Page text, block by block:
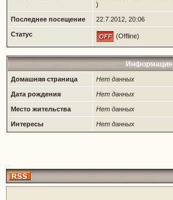
)
Последнее посещение 22.7.2012, 20:06
Статус (Offline)
Информация
Домашняя страница Нет данных
Дата рождения Нет данных
Место жительства Нет данных
Интересы Нет данных